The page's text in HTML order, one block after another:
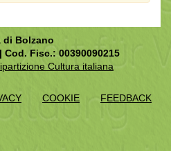
di Bolzano
Cod. Fisc.: 00390090215
Cultura italiana
COOKIE FEEDBACK